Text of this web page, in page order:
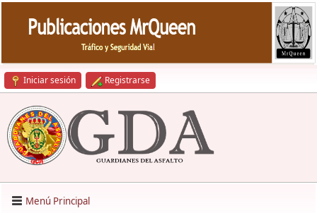
Iniciar sesión Registrarse
Menú Principal